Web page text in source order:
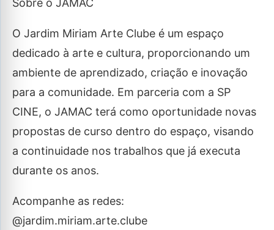
Sobre o JAMAC
O Jardim Miriam Arte Clube é um espaço
dedicado à arte e cultura, proporcionando um
ambiente de aprendizado, criação e inovação
para a comunidade. Em parceria com a SP
CINE, o JAMAC terá como oportunidade novas
propostas de curso dentro do espaço, visando
a continuidade nos trabalhos que já executa
durante os anos.
Acompanhe as redes:
@jardim.miriam.arte.clube